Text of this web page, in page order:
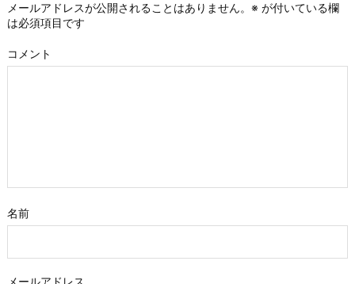
メールアドレスが公開されることはありません。 ※ が付いている欄
は必須項目です
コメント
名前
メールアドレス